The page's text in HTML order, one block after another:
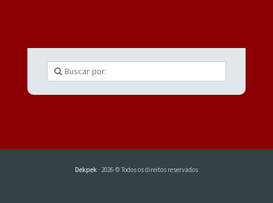
Dekpek · 2026 © Todos os direitos reservados